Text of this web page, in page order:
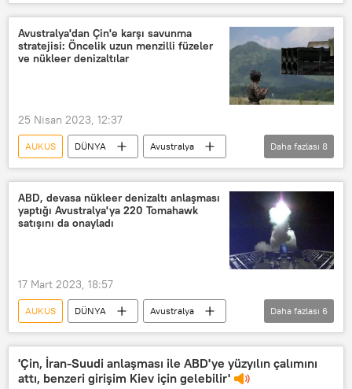
Emmanuel Macron
Fransa
Yeni Kaledonya
Papua Yeni Gine
ABD
Çin
okyanus
ada
Emperyalizm
Sömürgecilik
Avustralya'dan Çin'e karşı savunma
stratejisi: Öncelik uzun menzilli füzeler
ve nükleer denizaltılar
25 Nisan 2023, 12:37
AUKUS DÜNYA
Avustralya
Çin
Savunma
ABD
Britanya
İngiltere
uzun menzilli füze
HIMARS
Daha fazlası 8
ABD, devasa nükleer denizaltı anlaşması
yaptığı Avustralya'ya 220 Tomahawk
satışını da onayladı
17 Mart 2023, 18:57
AUKUS DÜNYA
Avustralya
ABD
Britanya
İngiltere
nükleer denizaltı
Tomahawk
Çin
Daha fazlası 6
'Çin, İran-Suudi anlaşması ile ABD'ye yüzyılın çalımını
attı, benzeri girişim Kiev için gelebilir'